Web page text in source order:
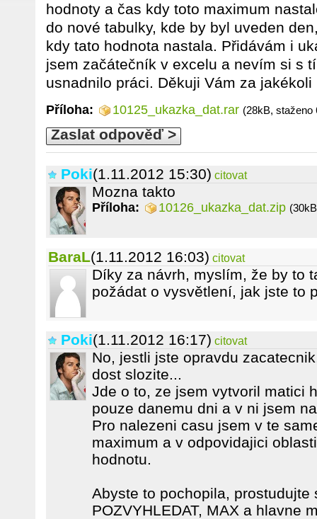
hodnoty a čas kdy toto maximum
do nové tabulky, kde by byl uveden
kdy tato hodnota nastala. Přidávám i
jsem začátečník v excelu a nevím si s
usnadnilo práci. Děkuji Vám za jakékoli
Příloha: 10125_ukazka_dat.rar (28kB, staženo
Zaslat odpověď >
Poki(1.11.2012 15:30) citovat
Mozna takto
Příloha: 10126_ukazka_dat.zip
BaraL(1.11.2012 16:03) citovat
Díky za návrh, myslím, že by to
požádat o vysvětlení, jak jste to
Poki(1.11.2012 16:17) citovat
No, jestli jste opravdu
dost slozite...
Jde o to, ze jsem vytvoril matici
pouze danemu dni a v ni jsem
Pro nalezeni casu jsem v te
maximum a v odpovidajici
hodnotu.
Abyste to pochopila, prostudujte
POZVYHLEDAT, MAX a hlavne